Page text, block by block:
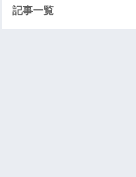
記事一覧